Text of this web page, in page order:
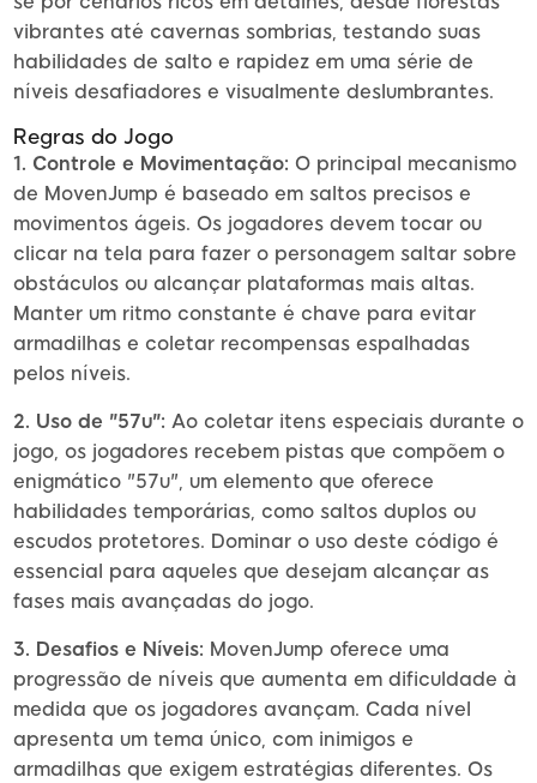
vibrantes até cavernas sombrias, testando suas
habilidades de salto e rapidez em uma série de
níveis desafiadores e visualmente deslumbrantes.
Regras do Jogo
1. Controle e Movimentação: O principal mecanismo
de MovenJump é baseado em saltos precisos e
movimentos ágeis. Os jogadores devem tocar ou
clicar na tela para fazer o personagem saltar sobre
obstáculos ou alcançar plataformas mais altas.
Manter um ritmo constante é chave para evitar
armadilhas e coletar recompensas espalhadas
pelos níveis.
2. Uso de "57u": Ao coletar itens especiais durante o
jogo, os jogadores recebem pistas que compõem o
enigmático "57u", um elemento que oferece
habilidades temporárias, como saltos duplos ou
escudos protetores. Dominar o uso deste código é
essencial para aqueles que desejam alcançar as
fases mais avançadas do jogo.
3. Desafios e Níveis: MovenJump oferece uma
progressão de níveis que aumenta em dificuldade à
medida que os jogadores avançam. Cada nível
apresenta um tema único, com inimigos e
armadilhas que exigem estratégias diferentes. Os